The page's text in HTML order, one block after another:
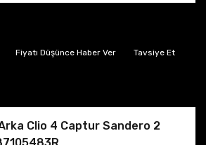
Fiyatı Düşünce Haber Ver Tavsiye Et
Clio 4 Captur Sandero 2